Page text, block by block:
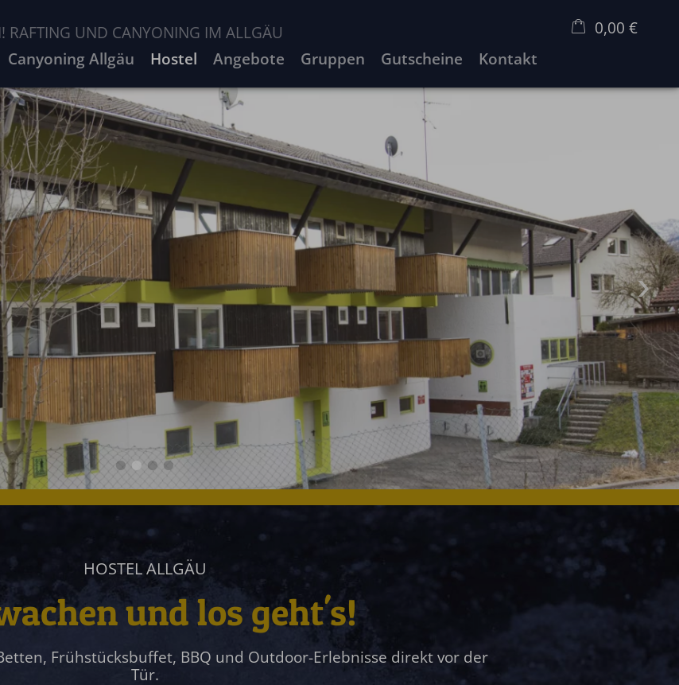
RAFTING UND CANYONING IM ALLGÄU
Canyoning Allgäu Hostel Angebote Gruppen Gutscheine Kontakt
0,00 €
Warenkorb ist leer
HOSTEL ALLGÄU
und los geht's!
Frühstücksbuffet, BBQ und Outdoor-Erlebnisse direkt vor der
Tür.